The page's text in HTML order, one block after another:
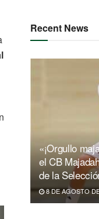
Recent News
«¡Orgullo
el CB
de la
8 DE AGOSTO